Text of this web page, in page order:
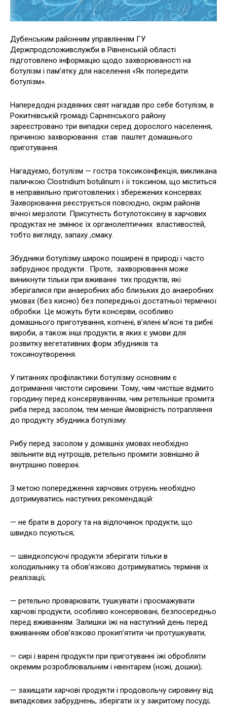
Дубенським районним управлінням ГУ
Держпродспоживслужби в Рівненській області
підготовлено інформацію щодо захворюваності на
ботулізм і пам’ятку для населення «Як попередити
ботулізм».
Напередодні різдвяних свят нагадав про себе ботулізм, в
Рокитнівській громаді Сарненського району
зареєстровано три випадки серед дорослого населення,
причиною захворювання став паштет домашнього
приготування.
Нагадуємо, ботулізм — гостра токсикоінфекція, викликана
паличкою Clostridium botulinum і її токсином, що міститься
в неправильно приготовлених і збережених консервах.
Захворювання реєструється повсюдно, окрім районів
вічної мерзлоти. Присутність ботулотоксину в харчових
продуктах не змінює їх органолептичних властивостей,
тобто вигляду, запаху ,смаку.
Збудники ботулізму широко поширені в природі і часто
забруднює продукти . Проте, захворювання може
виникнути тільки при вживанні тих продуктів, які
зберігалися при анаеробних або близьких до анаеробних
умовах (без кисню) без попередньої достатньої термічної
обробки. Це можуть бути консерви, особливо
домашнього приготування, копчені, в’ялені м’ясні та рибні
вироби, а також інші продукти, в яких є умови для
розвитку вегетативних форм збудників та
токсиноутворення.
У питаннях профілактики ботулізму основним є
дотримання чистоти сировини. Тому, чим чистіше відмито
городину перед консервуванням, чим ретельніше промита
риба перед засолом, тем менше ймовірність потрапляння
до продукту збудника ботулізму.
Рибу перед засолом у домашніх умовах необхідно
звільнити від нутрощів, ретельно промити зовнішню й
внутрішню поверхні.
З метою попередження харчових отруєнь необхідно
дотримуватись наступних рекомендацій:
— не брати в дорогу та на відпочинок продукти, що
швидко псуються;
— швидкопсуючі продукти зберігати тільки в
холодильнику та обов’язково дотримуватись термінів їх
реалізації;
— ретельно проварювати, тушкувати і просмажувати
харчові продукти, особливо консервовані, безпосередньо
перед вживанням. Залишки їжі на наступний день перед
вживанням обов’язково прокип’ятити чи протушкувати;
— сирі і варені продукти при приготуванні їжі обробляти
окремим розроблювальним і нвентарем (ножі, дошки);
— захищати харчові продукти і продовольчу сировину від
випадкових забруднень, зберігати їх у закритому посуді;